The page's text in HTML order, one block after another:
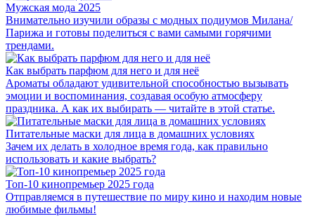
Мужская мода 2025
Внимательно изучили образы с модных подиумов Милана/
Парижа и готовы поделиться с вами самыми горячими
трендами.
Как выбрать парфюм для него и для неё
Ароматы обладают удивительной способностью вызывать
эмоции и воспоминания, создавая особую атмосферу
праздника. А как их выбирать — читайте в этой статье.
Питательные маски для лица в домашних условиях
Зачем их делать в холодное время года, как правильно
использовать и какие выбрать?
Топ-10 кинопремьер 2025 года
Отправляемся в путешествие по миру кино и находим новые
любимые фильмы!